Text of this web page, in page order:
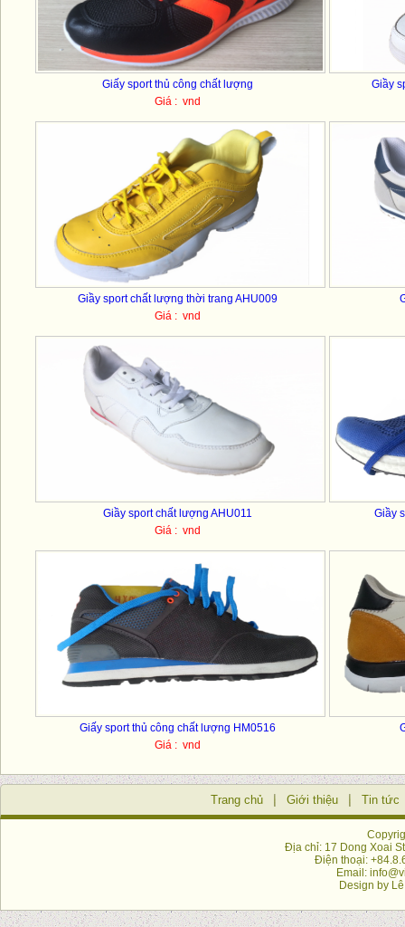
Giấy sport thủ công chất lượng
Giá : vnd
Giầy
Giầy sport chất lượng thời trang AHU009
Giá : vnd
Giầy sport chất lượng AHU011
Giá : vnd
Giầy
Giấy sport thủ công chất lượng HM0516
Giá : vnd
Trang chủ Giới thiệu Tin tức
Địa chỉ: 17 Dong Xoai
Điện thoại:
Email:
Design by